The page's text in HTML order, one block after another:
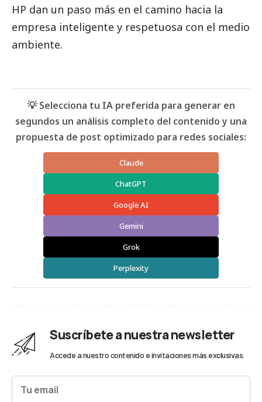
HP dan un paso más en el camino hacia la
empresa inteligente y respetuosa con el medio
ambiente.
💡 Selecciona tu IA preferida para generar en
segundos un análisis completo del contenido y una
propuesta de post optimizado para redes sociales:
Claude
ChatGPT
Google AI
Gemini
Grok
Perplexity
Suscríbete a nuestra newsletter
Accede a nuestro contenido e invitaciones más exclusivas.